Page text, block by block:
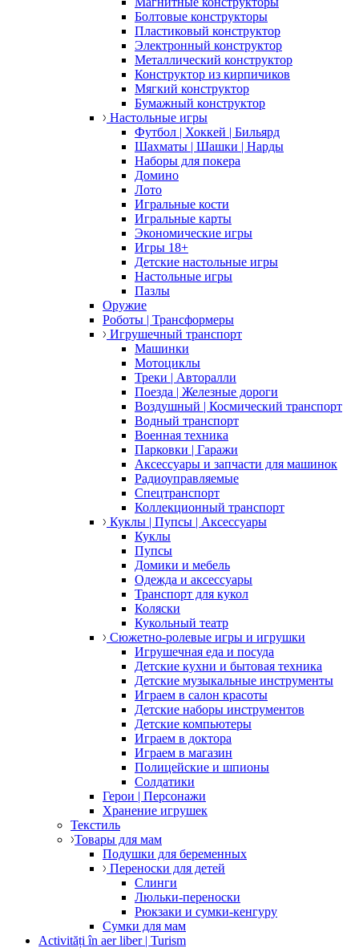
Болтовые конструкторы
Пластиковый конструктор
Электронный конструктор
Металлический конструктор
Конструктор из кирпичиков
Мягкий конструктор
Бумажный конструктор
Настольные игры
Футбол | Хоккей | Бильярд
Шахматы | Шашки | Нарды
Наборы для покера
Домино
Лото
Игральные кости
Игральные карты
Экономические игры
Игры 18+
Детские настольные игры
Настольные игры
Пазлы
Оружие
Роботы | Трансформеры
Игрушечный транспорт
Машинки
Мотоциклы
Треки | Авторалли
Поезда | Железные дороги
Воздушный | Космический транспорт
Водный транспорт
Военная техника
Парковки | Гаражи
Аксессуары и запчасти для машинок
Радиоуправляемые
Спецтранспорт
Коллекционный транспорт
Куклы | Пупсы | Аксессуары
Куклы
Пупсы
Домики и мебель
Одежда и аксессуары
Транспорт для кукол
Коляски
Кукольный театр
Сюжетно-ролевые игры и игрушки
Игрушечная еда и посуда
Детские кухни и бытовая техника
Детские музыкальные инструменты
Играем в салон красоты
Детские наборы инструментов
Детские компьютеры
Играем в доктора
Играем в магазин
Полицейские и шпионы
Солдатики
Герои | Персонажи
Хранение игрушек
Текстиль
Товары для мам
Подушки для беременных
Переноски для детей
Слинги
Люльки-переноски
Рюкзаки и сумки-кенгуру
Сумки для мам
Activități în aer liber | Turism